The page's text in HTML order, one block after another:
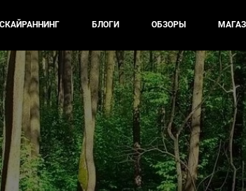
СКАЙРАННИНГ БЛОГИ ОБЗОРЫ